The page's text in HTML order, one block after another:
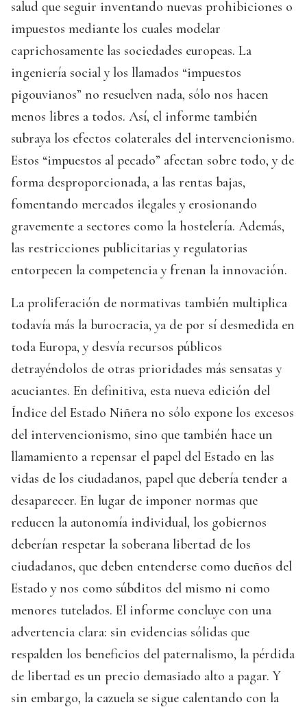
salud que seguir inventando nuevas prohibiciones o
impuestos mediante los cuales modelar
caprichosamente las sociedades europeas. La
ingeniería social y los llamados “impuestos
pigouvianos” no resuelven nada, sólo nos hacen
menos libres a todos. Así, el informe también
subraya los efectos colaterales del intervencionismo.
Estos “impuestos al pecado” afectan sobre todo, y de
forma desproporcionada, a las rentas bajas,
fomentando mercados ilegales y erosionando
gravemente a sectores como la hostelería. Además,
las restricciones publicitarias y regulatorias
entorpecen la competencia y frenan la innovación.
La proliferación de normativas también multiplica
todavía más la burocracia, ya de por sí desmedida en
toda Europa, y desvía recursos públicos
detrayéndolos de otras prioridades más sensatas y
acuciantes. En definitiva, esta nueva edición del
Índice del Estado Niñera no sólo expone los excesos
del intervencionismo, sino que también hace un
llamamiento a repensar el papel del Estado en las
vidas de los ciudadanos, papel que debería tender a
desaparecer. En lugar de imponer normas que
reducen la autonomía individual, los gobiernos
deberían respetar la soberana libertad de los
ciudadanos, que deben entenderse como dueños del
Estado y nos como súbditos del mismo ni como
menores tutelados. El informe concluye con una
advertencia clara: sin evidencias sólidas que
respalden los beneficios del paternalismo, la pérdida
de libertad es un precio demasiado alto a pagar. Y
sin embargo, la cazuela se sigue calentando con la